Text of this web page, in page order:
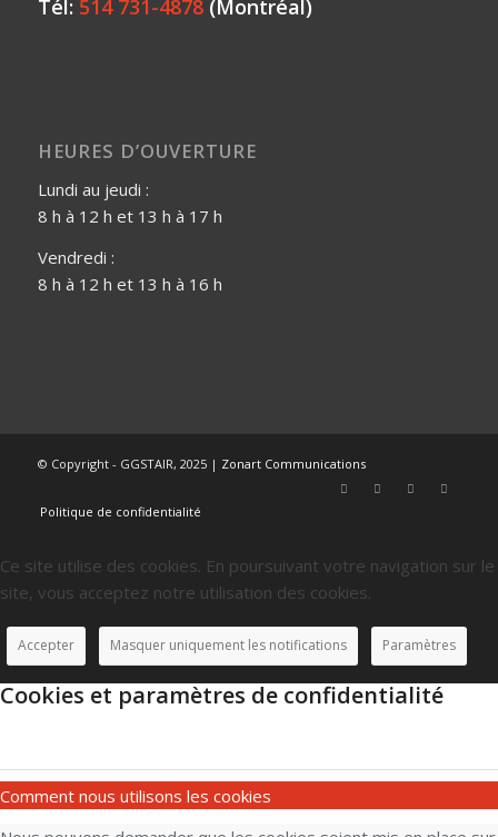
Tél: 514 731-4878(Montréal)
HEURES D’OUVERTURE
Lundi au jeudi :
8 h à 12 h et 13 h à 17 h
Vendredi :
8 h à 12 h et 13 h à 16 h
© Copyright - GGSTAIR, 2025 | Zonart Communications
Politique de confidentialité
Ce site utilise des cookies. En poursuivant votre navigation sur le
site, vous acceptez notre utilisation des cookies.
Accepter Masquer uniquement les notifications Paramètres
Cookies et paramètres de confidentialité
Comment nous utilisons les cookies